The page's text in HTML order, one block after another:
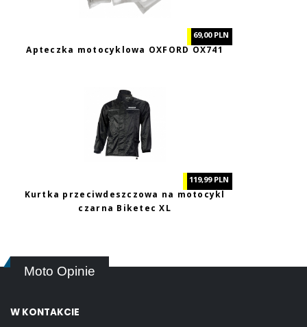
69,00 PLN
Apteczka motocyklowa OXFORD OX741
119,99 PLN
Kurtka przeciwdeszczowa na motocykl
czarna Biketec XL
Moto Opinie
W KONTAKCIE